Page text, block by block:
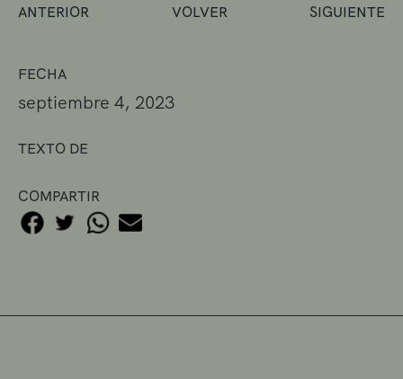
FECHA
septiembre 4, 2023
TEXTO DE
COMPARTIR
ANTERIOR VOLVER SIGUIENTE